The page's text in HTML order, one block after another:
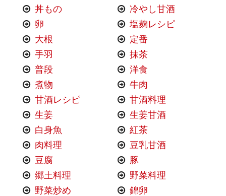
丼もの
冷やし甘酒
卵
塩麹レシピ
大根
定番
手羽
抹茶
普段
洋食
煮物
牛肉
甘酒レシピ
甘酒料理
生姜
生姜甘酒
白身魚
紅茶
肉料理
豆乳甘酒
豆腐
豚
郷土料理
野菜料理
野菜炒め
錦卵